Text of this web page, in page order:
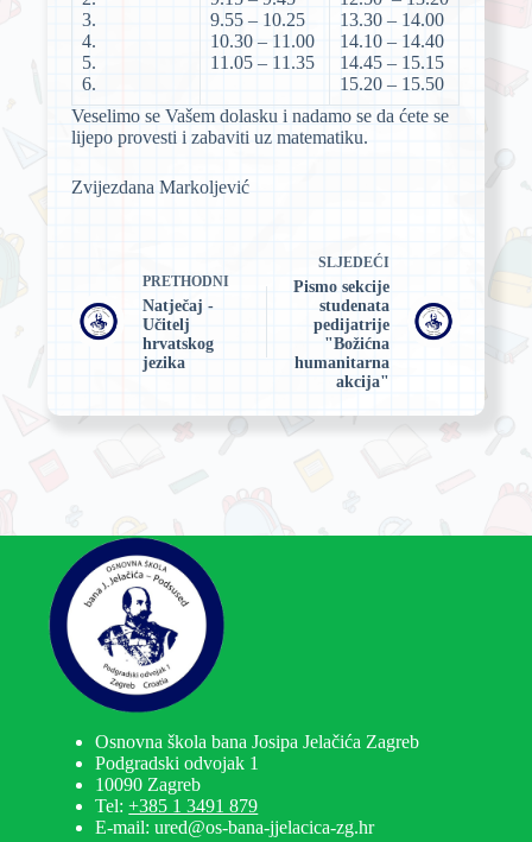
3.
4.
5.
6.
9.55 – 10.25
10.30 – 11.00
11.05 – 11.35
13.30 – 14.00
14.10 – 14.40
14.45 – 15.15
15.20 – 15.50
Veselimo se Vašem dolasku i nadamo se da ćete se
lijepo provesti i zabaviti uz matematiku.
Zvijezdana Markoljević
PRETHODNI
Natječaj -
Učitelj
hrvatskog
jezika
SLJEDEĆI
Pismo sekcije
studenata
pedijatrije
"Božićna
humanitarna
akcija"
Osnovna škola bana Josipa Jelačića Zagreb
Podgradski odvojak 1
10090 Zagreb
Tel:+385 1 3491 879
E-mail: ured@os-bana-jjelacica-zg.hr